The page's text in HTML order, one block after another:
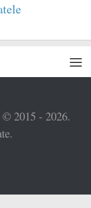
2015 - 2026.